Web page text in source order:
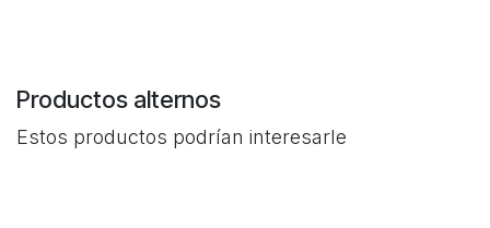
Productos alternos
Estos productos podrían interesarle